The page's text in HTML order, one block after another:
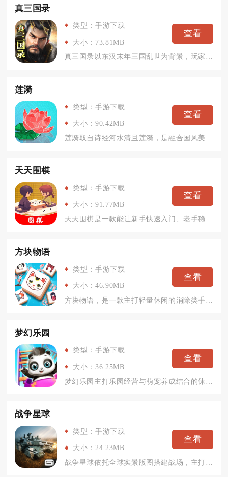
真三国录
类型：手游下载
大小：73.81MB
查看
真三国录以东汉末年三国乱世为背景，玩家扮演主公，在魏蜀吴三大...
莲漪
类型：手游下载
大小：90.42MB
查看
天天围棋
类型：手游下载
大小：91.77MB
查看
天天围棋是一款能让新手快速入门、老手稳步进阶的围棋手机应用，...
方块物语
类型：手游下载
大小：46.90MB
查看
梦幻乐园
类型：手游下载
大小：36.25MB
查看
战争星球
类型：手游下载
大小：24.23MB
查看